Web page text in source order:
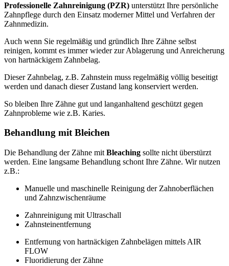
Professionelle Zahnreinigung (PZR) unterstützt Ihre persönliche
Zahnpflege durch den Einsatz moderner Mittel und Verfahren der
Zahnmedizin.
Auch wenn Sie regelmäßig und gründlich Ihre Zähne selbst
reinigen, kommt es immer wieder zur Ablagerung und Anreicherung
von hartnäckigem Zahnbelag.
Dieser Zahnbelag, z.B. Zahnstein muss regelmäßig völlig beseitigt
werden und danach dieser Zustand lang konserviert werden.
So bleiben Ihre Zähne gut und langanhaltend geschützt gegen
Zahnprobleme wie z.B. Karies.
Behandlung mit Bleichen
Die Behandlung der Zähne mit Bleaching sollte nicht überstürzt
werden. Eine langsame Behandlung schont Ihre Zähne. Wir nutzen
z.B.:
Manuelle und maschinelle Reinigung der Zahnoberflächen
und Zahnzwischenräume
Zahnreinigung mit Ultraschall
Zahnsteinentfernung
Entfernung von hartnäckigen Zahnbelägen mittels AIR
FLOW
Fluoridierung der Zähne